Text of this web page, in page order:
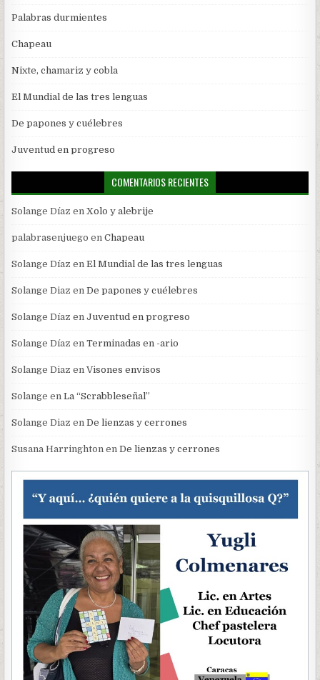
Palabras durmientes
Chapeau
Nixte, chamariz y cobla
El Mundial de las tres lenguas
De papones y cuélebres
Juventud en progreso
COMENTARIOS RECIENTES
Solange Díaz enXolo y alebrije
palabrasenjuego enChapeau
Solange Díaz enEl Mundial de las tres lenguas
Solange Diaz enDe papones y cuélebres
Solange Díaz enJuventud en progreso
Solange Díaz enTerminadas en -ario
Solange Diaz enVisones envisos
Solange enLa “Scrabbleseñal”
Solange Diaz enDe lienzas y cerrones
Susana Harringhton enDe lienzas y cerrones